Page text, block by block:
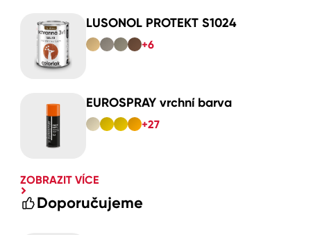
LUSONOL PROTEKT S1024
+6
EUROSPRAY vrchní barva
+27
ZOBRAZIT VÍCE
Doporučujeme